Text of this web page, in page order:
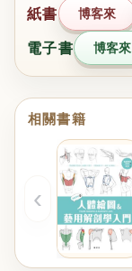
紙書 博客來
電子書 博客來
相關書籍
‹